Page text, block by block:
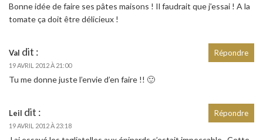
Bonne idée de faire ses pâtes maisons ! Il faudrait que j’essai ! A la
tomate ça doit être délicieux !
Val dit :
19 AVRIL 2012 À 21:00
Tu me donne juste l’envie d’en faire !! 🙂
Répondre
Leil dit :
19 AVRIL 2012 À 23:18
Répondre